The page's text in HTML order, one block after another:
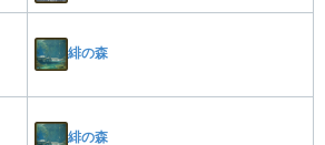
緋の森
緋の森